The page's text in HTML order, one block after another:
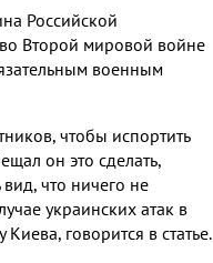
Российской
Второй мировой войне
военным
чтобы испортить
он это сделать,
что ничего не
украинских атак в
говорится в статье.